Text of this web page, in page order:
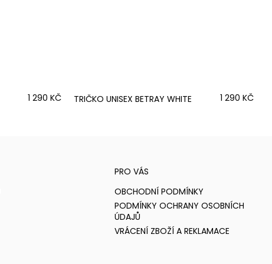
1 290 KČ TRIČKO UNISEX BETRAY WHITE 1 290 KČ
PRO VÁS
OBCHODNÍ PODMÍNKY
PODMÍNKY OCHRANY OSOBNÍCH
ÚDAJŮ
VRÁCENÍ ZBOŽÍ A REKLAMACE